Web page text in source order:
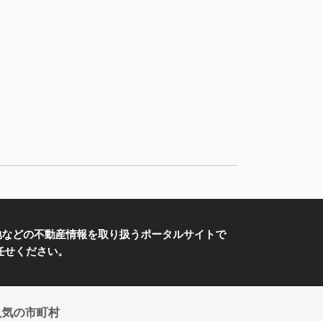
どの不動産情報を取り扱うポータルサイトで
ください。
の市町村